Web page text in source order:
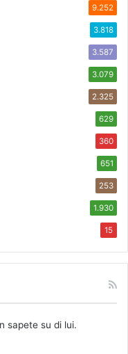
9.252
3.818
3.587
3.079
2.325
629
360
651
253
1.930
15
sapete su di lui.